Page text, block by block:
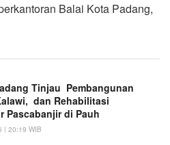
Balai Kota Padang,
Tinjau Pembangunan
dan Rehabilitasi
Pascabanjir di Pauh
| 20:19 WIB